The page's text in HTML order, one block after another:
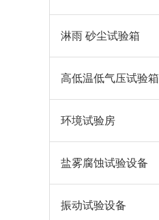
淋雨 砂尘试验箱
高低温低气压试验箱
环境试验房
盐雾腐蚀试验设备
振动试验设备